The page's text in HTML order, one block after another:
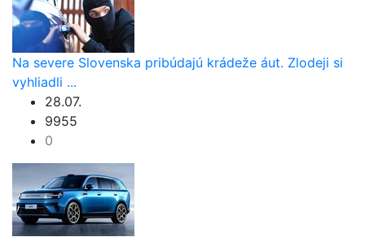
Na severe Slovenska pribúdajú krádeže áut. Zlodeji si
vyhliadli ...
28.07.
9955
0